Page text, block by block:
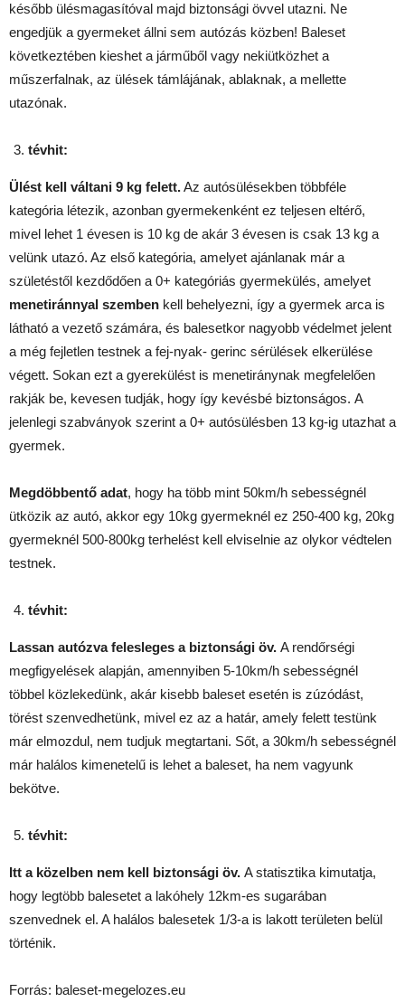
később ülésmagasítóval majd biztonsági övvel utazni. Ne
engedjük a gyermeket állni sem autózás közben! Baleset
következtében kieshet a járműből vagy nekiütközhet a
műszerfalnak, az ülések támlájának, ablaknak, a mellette
utazónak.
tévhit:
Ülést kell váltani 9 kg felett.Az autósülésekben többféle
kategória létezik, azonban gyermekenként ez teljesen eltérő,
mivel lehet 1 évesen is 10 kg de akár 3 évesen is csak 13 kg a
velünk utazó. Az első kategória, amelyet ajánlanak már a
születéstől kezdődően a 0+ kategóriás gyermekülés, amelyet
menetiránnyal szemben kell behelyezni, így a gyermek arca is
látható a vezető számára, és balesetkor nagyobb védelmet jelent
a még fejletlen testnek a fej-nyak- gerinc sérülések elkerülése
végett. Sokan ezt a gyerekülést is menetiránynak megfelelően
rakják be, kevesen tudják, hogy így kevésbé biztonságos. A
jelenlegi szabványok szerint a 0+ autósülésben 13 kg-ig utazhat a
gyermek.
Megdöbbentő adat, hogy ha több mint 50km/h sebességnél
ütközik az autó, akkor egy 10kg gyermeknél ez 250-400 kg, 20kg
gyermeknél 500-800kg terhelést kell elviselnie az olykor védtelen
testnek.
tévhit:
Lassan autózva felesleges a biztonsági öv. A rendőrségi
megfigyelések alapján, amennyiben 5-10km/h sebességnél
többel közlekedünk, akár kisebb baleset esetén is zúzódást,
törést szenvedhetünk, mivel ez az a határ, amely felett testünk
már elmozdul, nem tudjuk megtartani. Sőt, a 30km/h sebességnél
már halálos kimenetelű is lehet a baleset, ha nem vagyunk
bekötve.
tévhit:
Itt a közelben nem kell biztonsági öv. A statisztika kimutatja,
hogy legtöbb balesetet a lakóhely 12km-es sugarában
szenvednek el. A halálos balesetek 1/3-a is lakott területen belül
történik.
Forrás: baleset-megelozes.eu